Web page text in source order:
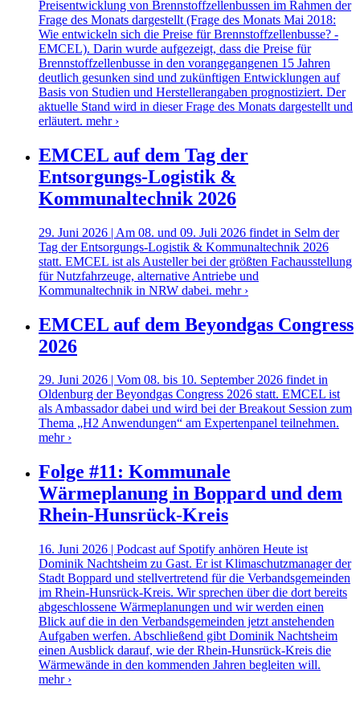
Preisentwicklung von Brennstoffzellenbussen im Rahmen der
Frage des Monats dargestellt (Frage des Monats Mai 2018:
Wie entwickeln sich die Preise für Brennstoffzellenbusse? -
EMCEL). Darin wurde aufgezeigt, dass die Preise für
Brennstoffzellenbusse in den vorangegangenen 15 Jahren
deutlich gesunken sind und zukünftigen Entwicklungen auf
Basis von Studien und Herstellerangaben prognostiziert. Der
aktuelle Stand wird in dieser Frage des Monats dargestellt und
erläutert. mehr ›
EMCEL auf dem Tag der
Entsorgungs-Logistik &
Kommunaltechnik 2026
29. Juni 2026 | Am 08. und 09. Juli 2026 findet in Selm der
Tag der Entsorgungs-Logistik & Kommunaltechnik 2026
statt. EMCEL ist als Austeller bei der größten Fachausstellung
für Nutzfahrzeuge, alternative Antriebe und
Kommunaltechnik in NRW dabei. mehr ›
EMCEL auf dem Beyondgas Congress
2026
29. Juni 2026 | Vom 08. bis 10. September 2026 findet in
Oldenburg der Beyondgas Congress 2026 statt. EMCEL ist
als Ambassador dabei und wird bei der Breakout Session zum
Thema „H2 Anwendungen“ am Expertenpanel teilnehmen.
mehr ›
Folge #11: Kommunale
Wärmeplanung in Boppard und dem
Rhein-Hunsrück-Kreis
16. Juni 2026 | Podcast auf Spotify anhören Heute ist
Dominik Nachtsheim zu Gast. Er ist Klimaschutzmanager der
Stadt Boppard und stellvertretend für die Verbandsgemeinden
im Rhein-Hunsrück-Kreis. Wir sprechen über die dort bereits
abgeschlossene Wärmeplanungen und wir werden einen
Blick auf die in den Verbandsgemeinden jetzt anstehenden
Aufgaben werfen. Abschließend gibt Dominik Nachtsheim
einen Ausblick darauf, wie der Rhein-Hunsrück-Kreis die
Wärmewände in den kommenden Jahren begleiten will.
mehr ›